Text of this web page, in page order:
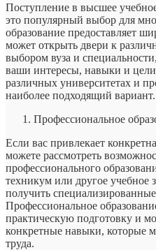
Поступление в высшее
это популярный выбор для
образование предоставляет
может открыть двери к
выбором вуза и
ваши интересы, навыки и
различных университетах и
наиболее подходящий вариант.
Профессиональное
Если вас привлекает
можете рассмотреть
профессионального
техникум или другое учебное
получить
Профессиональное
практическую подготовку и
конкретные навыки, которые
труда.